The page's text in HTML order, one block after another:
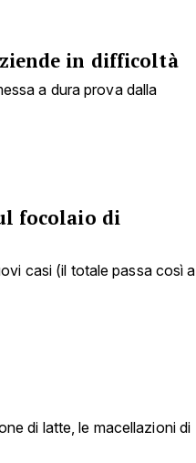
in difficoltà
a dura prova dalla
focolaio di
casi (il totale passa così a
di latte, le macellazioni di